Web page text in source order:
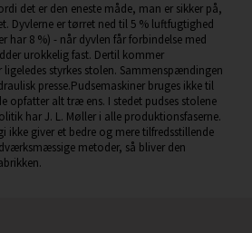
det er den eneste måde, man er sikker på,
Dyvlerne er tørret ned til 5 % luftfugtighed
har 8 %) - når dyvlen får forbindelse med
urokkelig fast. Dertil kommer
styrkes stolen. Sammenspændingen
presse.Pudsemaskiner bruges ikke til
opfatter alt træ ens. I stedet pudses stolene
har J. L. Møller i alle produktionsfaserne.
ikke giver et bedre og mere tilfredsstillende
metoder, så bliver den